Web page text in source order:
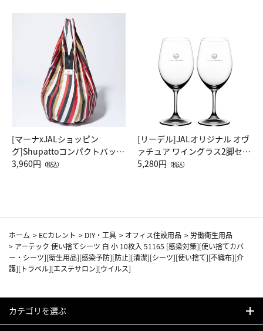
[マーナxJALショッピン
グ]Shupattoコンパクトバッグ
Drop JAL客室乗務員（LC）ス
3,960円 （税込）
[リーデル]JALオリジナル オヴ
ァチュア ワイングラス2脚セッ
ト（レッドワイン）
5,280円 （税込）
ホーム > ECカレント > DIY・工具 > オフィス住設用品 > 労働衛生用品
> アーテック 使い捨てシーツ 白 小 10枚入 51165 [感染対策][使い捨てカバ
ー・シーツ][衛生用品][感染予防][防止][清潔][シーツ][使い捨て][不織布][介
護][トラベル][エステサロン][ウイルス]
カテゴリを選ぶ